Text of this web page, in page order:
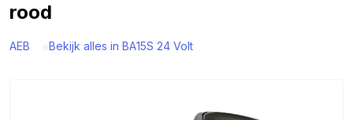
rood
AEB Bekijk alles in BA15S 24 Volt